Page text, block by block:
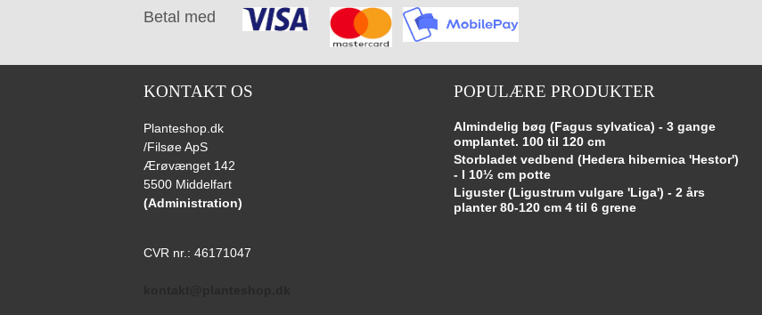
Betal med
KONTAKT OS
Planteshop.dk
/Filsøe ApS
Ærøvænget 142
5500 Middelfart
(Administration)
CVR nr.: 46171047
POPULÆRE PRODUKTER
Almindelig bøg (Fagus sylvatica) - 3 gange
omplantet. 100 til 120 cm
Storbladet vedbend (Hedera hibernica 'Hestor')
- I 10½ cm potte
Liguster (Ligustrum vulgare 'Liga') - 2 års
planter 80-120 cm 4 til 6 grene